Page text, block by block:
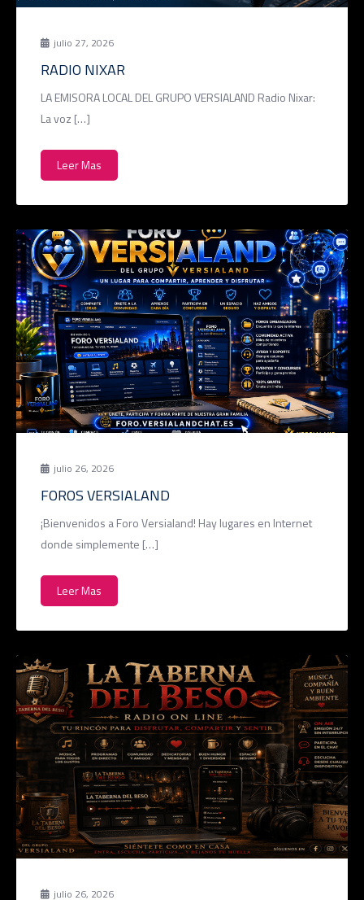
julio 27, 2026
RADIO NIXAR
LA EMISORA LOCAL DEL GRUPO VERSIALAND Radio Nixar:
La voz […]
Leer Mas
julio 26, 2026
FOROS VERSIALAND
¡Bienvenidos a Foro Versialand! Hay lugares en Internet
donde simplemente […]
Leer Mas
julio 26, 2026